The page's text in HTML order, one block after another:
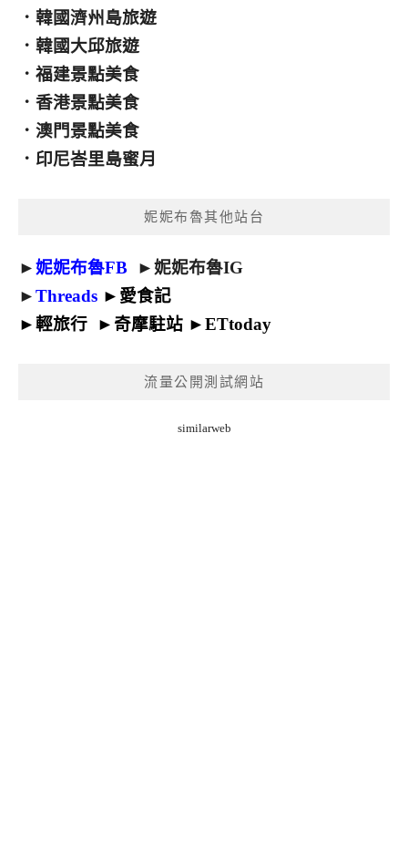
． 韓國濟州島旅遊
． 韓國大邱旅遊
． 福建景點美食
． 香港景點美食
． 澳門景點美食
． 印尼峇里島蜜月
妮妮布魯其他站台
►妮妮布魯FB ►妮妮布魯IG
►Threads ► 愛食記
►輕旅行 ► 奇摩駐站 ►ETtoday
流量公開測試網站
similarweb